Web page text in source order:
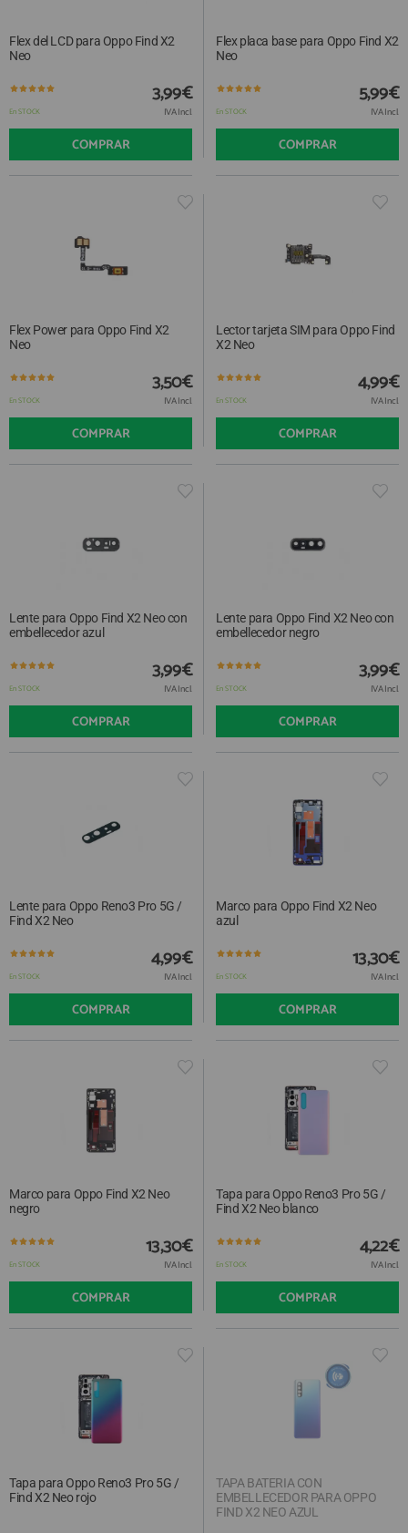
Flex del LCD para Oppo Find X2
Neo
En STOCK
3,99€
IVA Incl.
COMPRAR
Flex placa base para Oppo Find X2
Neo
En STOCK
5,99€
IVA Incl.
COMPRAR
Flex Power para Oppo Find X2
Neo
En STOCK
3,50€
IVA Incl.
COMPRAR
Lector tarjeta SIM para Oppo Find
X2 Neo
En STOCK
4,99€
IVA Incl.
COMPRAR
Lente para Oppo Find X2 Neo con
embellecedor azul
En STOCK
3,99€
IVA Incl.
COMPRAR
Lente para Oppo Find X2 Neo con
embellecedor negro
En STOCK
3,99€
IVA Incl.
COMPRAR
Lente para Oppo Reno3 Pro 5G /
Find X2 Neo
En STOCK
4,99€
IVA Incl.
COMPRAR
Marco para Oppo Find X2 Neo
azul
En STOCK
13,30€
IVA Incl.
COMPRAR
Marco para Oppo Find X2 Neo
negro
En STOCK
13,30€
IVA Incl.
COMPRAR
Tapa para Oppo Reno3 Pro 5G /
Find X2 Neo blanco
En STOCK
4,22€
IVA Incl.
COMPRAR
Tapa para Oppo Reno3 Pro 5G /
Find X2 Neo rojo
TAPA BATERIA CON
EMBELLECEDOR PARA OPPO
FIND X2 NEO AZUL